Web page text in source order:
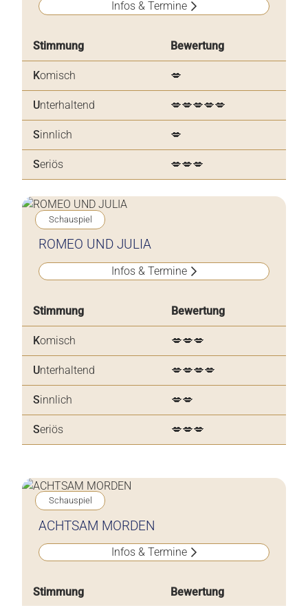
Infos & Termine
Stimmung Bewertung
Komisch 💋
Unterhaltend 💋💋💋💋💋
Sinnlich 💋
Seriös 💋💋💋
Schauspiel
ROMEO UND JULIA
Infos & Termine
Stimmung Bewertung
Komisch 💋💋💋
Unterhaltend 💋💋💋💋
Sinnlich 💋💋
Seriös 💋💋💋
Schauspiel
ACHTSAM MORDEN
Infos & Termine
Stimmung Bewertung